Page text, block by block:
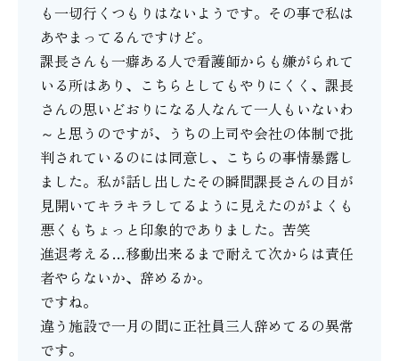
も一切行くつもりはないようです。その事で私は
あやまってるんですけど。
課長さんも一癖ある人で看護師からも嫌がられて
いる所はあり、こちらとしてもやりにくく、課長
さんの思いどおりになる人なんて一人もいないわ
～と思うのですが、うちの上司や会社の体制で批
判されているのには同意し、こちらの事情暴露し
ました。私が話し出したその瞬間課長さんの目が
見開いてキラキラしてるように見えたのがよくも
悪くもちょっと印象的でありました。苦笑
進退考える…移動出来るまで耐えて次からは責任
者やらないか、辞めるか。
ですね。
違う施設で一月の間に正社員三人辞めてるの異常
です。